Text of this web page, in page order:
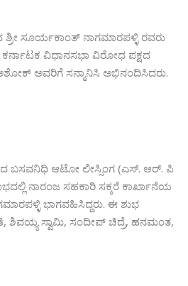
ಸೂರ್ಯಕಾಂತ್ ನಾಗಮಾರಪಳ್ಳಿ ರವರು
ಕರ್ನಾಟಕ ವಿಧಾನಸಭಾ ವಿರೋಧ ಪಕ್ಷದ
ಅವರಿಗೆ ಸನ್ಮಾನಿಸಿ ಅಭಿನಂದಿಸಿದರು.
ಬಸವನಿಧಿ ಆಟೋ ಲೀಸ್ಸಿಂಗ (ಎಸ್. ಆರ್. ಪಿ
ನಾರಂಜ ಸಹಕಾರಿ ಸಕ್ಕರೆ ಕಾರ್ಖಾನೆಯ
ಭಾಗವಹಿಸಿದ್ದರು. ಈ ಶುಭ
ಶಿವಯ್ಯ ಸ್ವಾಮಿ, ಸಂದೀಪ್ ಚಿದ್ರೆ, ಹನಮಂತ,